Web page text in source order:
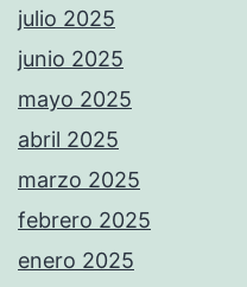
julio 2025
junio 2025
mayo 2025
abril 2025
marzo 2025
febrero 2025
enero 2025